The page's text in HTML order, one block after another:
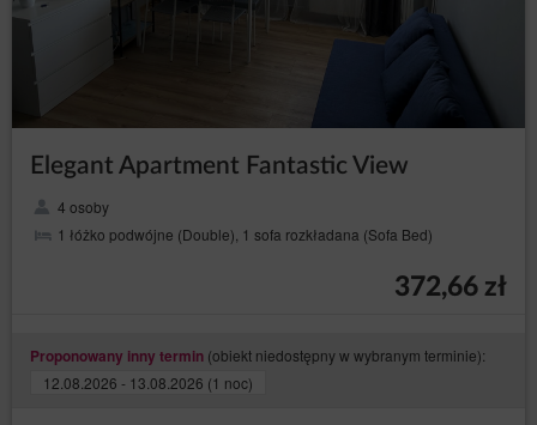
Elegant Apartment Fantastic View
4 osoby
1 łóżko podwójne (Double), 1 sofa rozkładana (Sofa Bed)
372,66 zł
Proponowany inny termin (obiekt niedostępny w wybranym terminie):
12.08.2026 - 13.08.2026 (1 noc)